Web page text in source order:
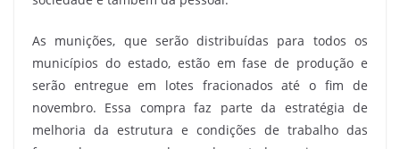
As munições, que serão distribuídas para todos os
municípios do estado, estão em fase de produção e
serão entregue em lotes fracionados até o fim de
novembro. Essa compra faz parte da estratégia de
melhoria da estrutura e condições de trabalho das